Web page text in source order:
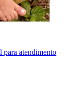
para atendimento